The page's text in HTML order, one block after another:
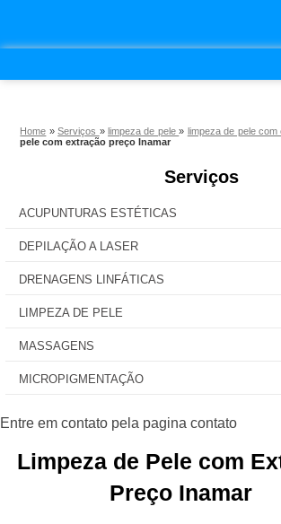
Home »Serviços »limpeza de pele» limpeza de pele com
pele com extração preço Inamar
Serviços
ACUPUNTURAS ESTÉTICAS
DEPILAÇÃO A LASER
DRENAGENS LINFÁTICAS
LIMPEZA DE PELE
MASSAGENS
MICROPIGMENTAÇÃO
Limpeza de Pele com
Preço Inamar